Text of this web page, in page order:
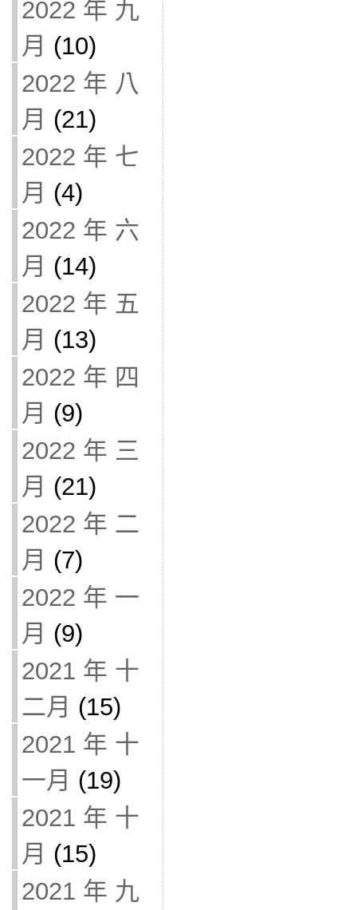
2022 年 九
月 (10)
2022 年 八
月 (21)
2022 年 七
月 (4)
2022 年 六
月 (14)
2022 年 五
月 (13)
2022 年 四
月 (9)
2022 年 三
月 (21)
2022 年 二
月 (7)
2022 年 一
月 (9)
2021 年 十
二月 (15)
2021 年 十
一月 (19)
2021 年 十
月 (15)
2021 年 九